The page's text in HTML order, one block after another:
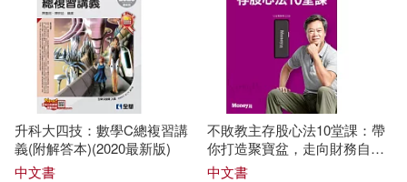
升科大四技：數學C總複習講
義(附解答本)(2020最新版)
中文書
不敗教主存股心法10堂課：帶
你打造聚寶盆，走向財務自由
(博客來獨家販售)
中文書